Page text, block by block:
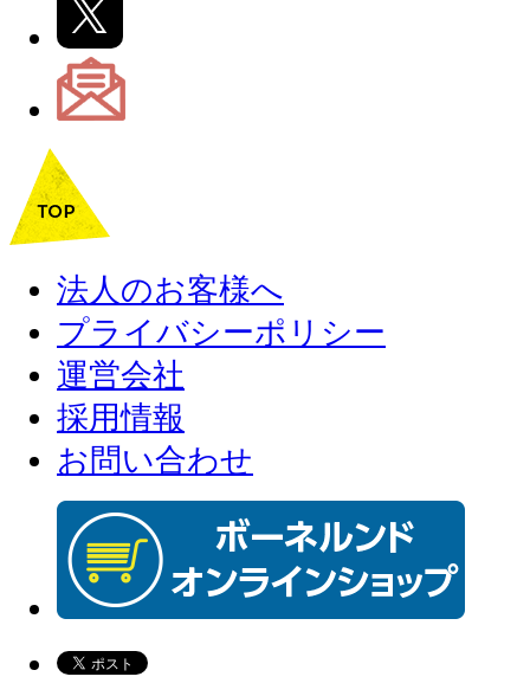
法人のお客様へ
プライバシーポリシー
運営会社
採用情報
お問い合わせ